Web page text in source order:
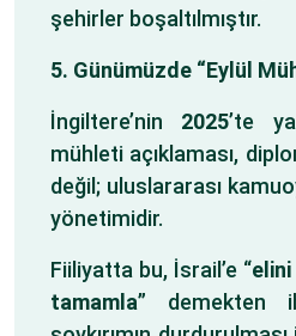
şehirler boşaltılmıştır.
5. Günümüzde “Eylül
İngiltere’nin 2025’te
mühleti açıklaması,
değil; uluslararası
yönetimidir.
Fiiliyatta bu, İsrail’e “
tamamla” demekten